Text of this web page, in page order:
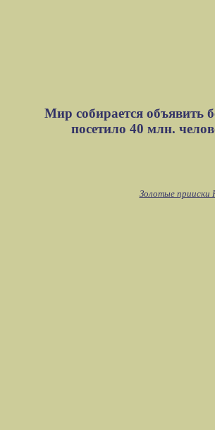
Мир собирается объявить
посетило 40 млн.
Золотые прииски